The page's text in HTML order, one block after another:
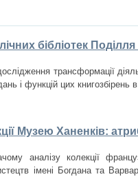
бібліотек
трансформації
і функцій цих книгозбірень
Музею Ханенків:
аналізу колекції
імені Богдана та